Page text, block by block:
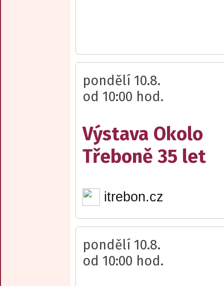
pondělí 10.8.
od 10:00 hod.
Výstava Okolo
Třeboně 35 let
itrebon.cz
pondělí 10.8.
od 10:00 hod.